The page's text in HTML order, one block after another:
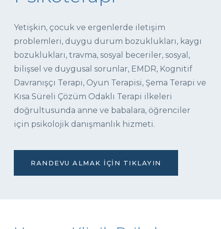
Yetişkin, çocuk ve ergenlerde iletişim
problemleri, duygu durum bozuklukları, kaygı
bozuklukları, travma, sosyal beceriler, sosyal,
bilişsel ve duygusal sorunlar, EMDR, Kognitif
Davranışçı Terapi, Oyun Terapisi, Şema Terapi ve
Kısa Süreli Çözüm Odaklı Terapi ilkeleri
doğrultusunda anne ve babalara, öğrenciler
için psikolojik danışmanlık hizmeti.
RANDEVU ALMAK İÇIN TIKLAYIN